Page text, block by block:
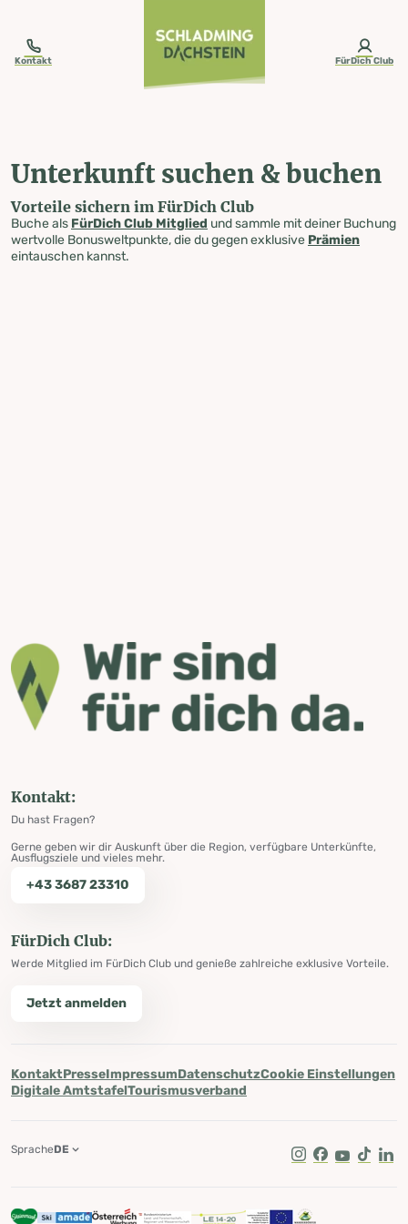
Kontakt FürDich Club
Unterkunft suchen & buchen
Vorteile sichern im FürDich Club
Buche als FürDich Club Mitglied und sammle mit deiner Buchung
wertvolle Bonusweltpunkte, die du gegen exklusive Prämien
eintauschen kannst.
Kontakt:
Du hast Fragen?
Gerne geben wir dir Auskunft über die Region, verfügbare Unterkünfte,
Ausflugsziele und vieles mehr.
+43 3687 23310
FürDich Club:
Werde Mitglied im FürDich Club und genieße zahlreiche exklusive Vorteile.
Jetzt anmelden
KontaktPresseImpressumDatenschutzCookie Einstellungen
Digitale AmtstafelTourismusverband
Instagram
Facebook
Youtube
Tik Tok
SpracheDE